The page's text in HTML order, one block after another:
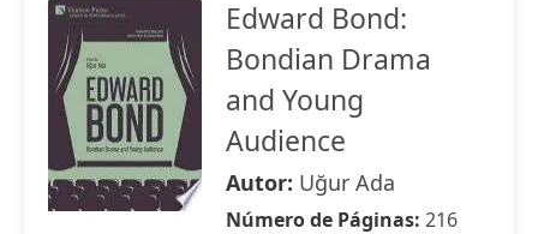
Edward Bond:
Bondian Drama
and Young
Audience
Autor: Uğur Ada
Número de Páginas: 216